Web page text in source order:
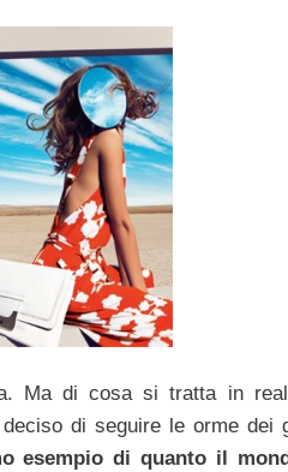
Ma di cosa si tratta in
di seguire le orme dei
esempio di quanto il